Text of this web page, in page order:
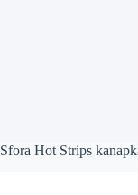
Sfora Hot Strips